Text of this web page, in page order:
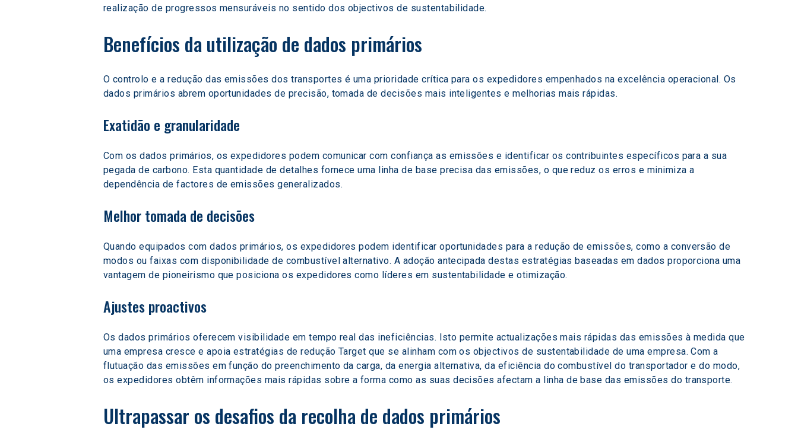
realização de progressos mensuráveis no sentido dos objectivos de sustentabilidade.
Benefícios da utilização de dados primários
O controlo e a redução das emissões dos transportes é uma prioridade crítica para os expedidores empenhados na excelência operacional. Os
dados primários abrem oportunidades de precisão, tomada de decisões mais inteligentes e melhorias mais rápidas.
Exatidão e granularidade
Com os dados primários, os expedidores podem comunicar com confiança as emissões e identificar os contribuintes específicos para a sua
pegada de carbono. Esta quantidade de detalhes fornece uma linha de base precisa das emissões, o que reduz os erros e minimiza a
dependência de factores de emissões generalizados.
Melhor tomada de decisões
Quando equipados com dados primários, os expedidores podem identificar oportunidades para a redução de emissões, como a conversão de
modos ou faixas com disponibilidade de combustível alternativo. A adoção antecipada destas estratégias baseadas em dados proporciona uma
vantagem de pioneirismo que posiciona os expedidores como líderes em sustentabilidade e otimização.
Ajustes proactivos
Os dados primários oferecem visibilidade em tempo real das ineficiências. Isto permite actualizações mais rápidas das emissões à medida que
uma empresa cresce e apoia estratégias de redução Target que se alinham com os objectivos de sustentabilidade de uma empresa. Com a
flutuação das emissões em função do preenchimento da carga, da energia alternativa, da eficiência do combustível do transportador e do modo,
os expedidores obtêm informações mais rápidas sobre a forma como as suas decisões afectam a linha de base das emissões do transporte.
Ultrapassar os desafios da recolha de dados primários